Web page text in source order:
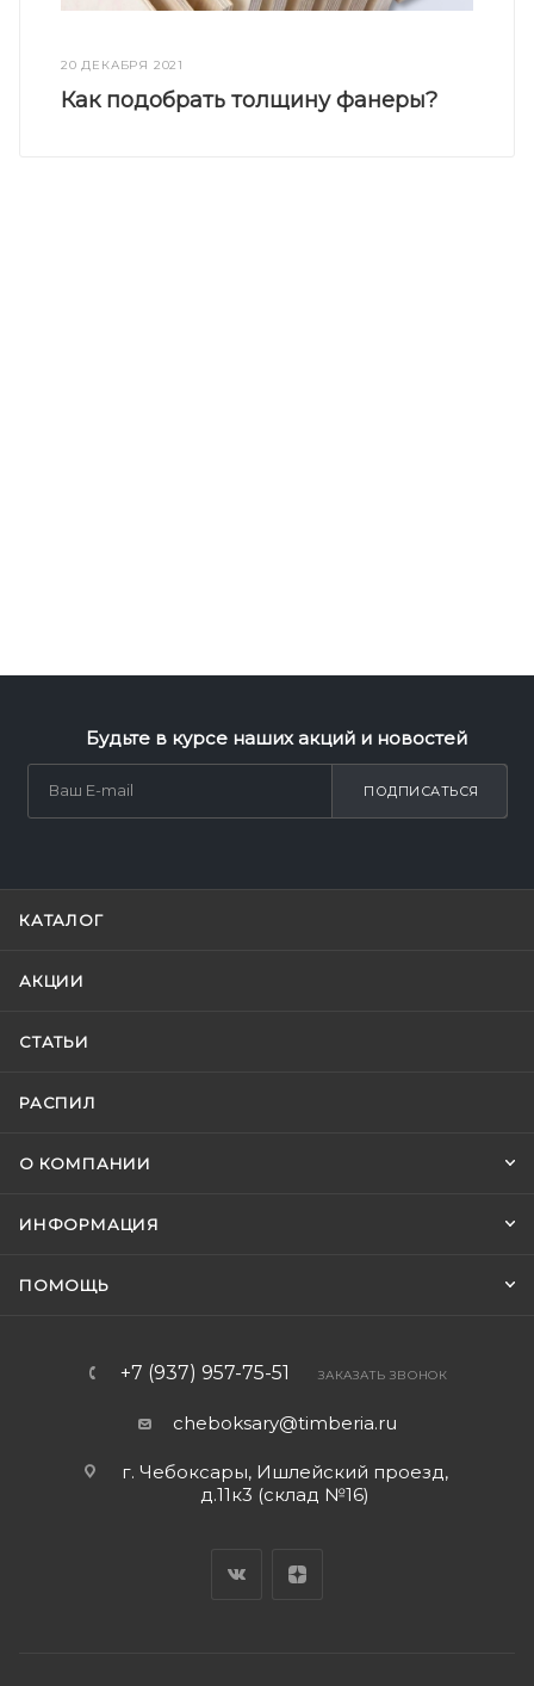
20 ДЕКАБРЯ 2021
Как подобрать толщину фанеры?
Будьте в курсе наших акций и новостей
ПОДПИСАТЬСЯ
КАТАЛОГ
АКЦИИ
СТАТЬИ
РАСПИЛ
О КОМПАНИИ
ИНФОРМАЦИЯ
ПОМОЩЬ
+7 (937) 957-75-51 ЗАКАЗАТЬ ЗВОНОК
cheboksary@timberia.ru
г. Чебоксары, Ишлейский проезд,
д.11к3 (склад №16)